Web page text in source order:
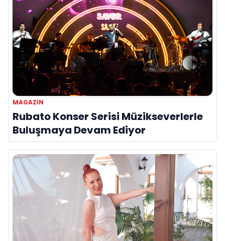
MAGAZIN
Rubato Konser Serisi Müzikseverlerle
Buluşmaya Devam Ediyor